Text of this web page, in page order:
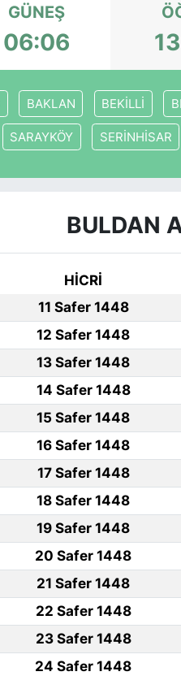
GÜNEŞ
06:06
BAKLAN BEKİLLİ
SARAYKÖY SERİNHİSAR
BULDAN
HİCRİ
11 Safer 1448
12 Safer 1448
13 Safer 1448
14 Safer 1448
15 Safer 1448
16 Safer 1448
17 Safer 1448
18 Safer 1448
19 Safer 1448
20 Safer 1448
21 Safer 1448
22 Safer 1448
23 Safer 1448
24 Safer 1448